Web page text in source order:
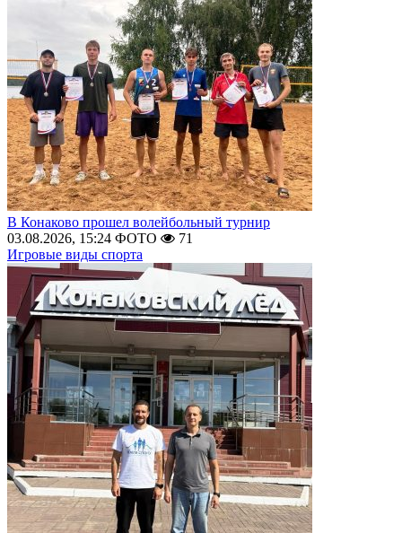
В Конаково прошел волейбольный турнир
03.08.2026, 15:24 ФОТО
71
Игровые виды спорта